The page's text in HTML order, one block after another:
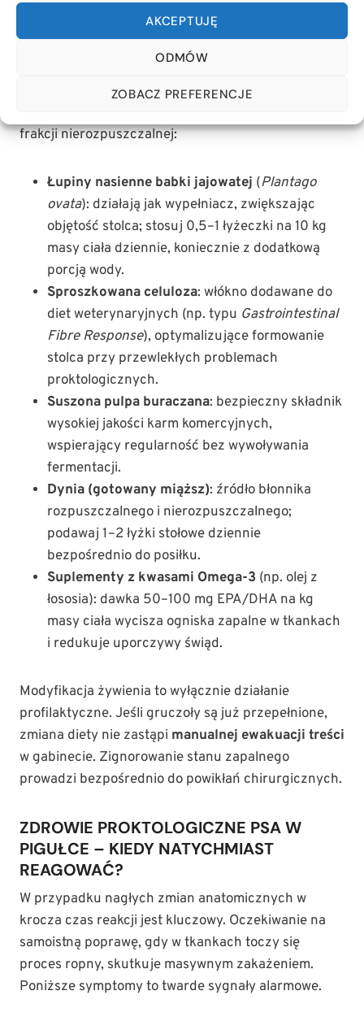
AKCEPTUJĘ
ODMÓW
ZOBACZ PREFERENCJE
Składniki wspomagające perystaltykę i pasaż
jelitowy
twardy stolec, wprowadź do diety precyzyjnie
frakcji nierozpuszczalnej:
Łupiny nasienne babki jajowatej (Plantago
ovata): działają jak wypełniacz, zwiększając
objętość stolca; stosuj 0,5–1 łyżeczki na 10 kg
masy ciała dziennie, koniecznie z dodatkową
porcją wody.
Sproszkowana celuloza: włókno dodawane do
diet weterynaryjnych (np. typu Gastrointestinal
Fibre Response), optymalizujące formowanie
stolca przy przewlekłych problemach
proktologicznych.
Suszona pulpa buraczana: bezpieczny składnik
wysokiej jakości karm komercyjnych,
wspierający regularność bez wywoływania
fermentacji.
Dynia (gotowany miąższ): źródło błonnika
rozpuszczalnego i nierozpuszczalnego;
podawaj 1–2 łyżki stołowe dziennie
bezpośrednio do posiłku.
Suplementy z kwasami Omega-3 (np. olej z
łososia): dawka 50–100 mg EPA/DHA na kg
masy ciała wycisza ogniska zapalne w tkankach
i redukuje uporczywy świąd.
Modyfikacja żywienia to wyłącznie działanie
profilaktyczne. Jeśli gruczoły są już przepełnione,
zmiana diety nie zastąpi manualnej ewakuacji treści
w gabinecie. Zignorowanie stanu zapalnego
prowadzi bezpośrednio do powikłań chirurgicznych.
ZDROWIE PROKTOLOGICZNE PSA W
PIGUŁCE – KIEDY NATYCHMIAST
REAGOWAĆ?
W przypadku nagłych zmian anatomicznych w
krocza czas reakcji jest kluczowy. Oczekiwanie na
samoistną poprawę, gdy w tkankach toczy się
proces ropny, skutkuje masywnym zakażeniem.
Poniższe symptomy to twarde sygnały alarmowe.